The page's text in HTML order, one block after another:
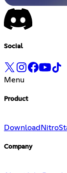
Social
Menu
Product
Download Nitro
Company